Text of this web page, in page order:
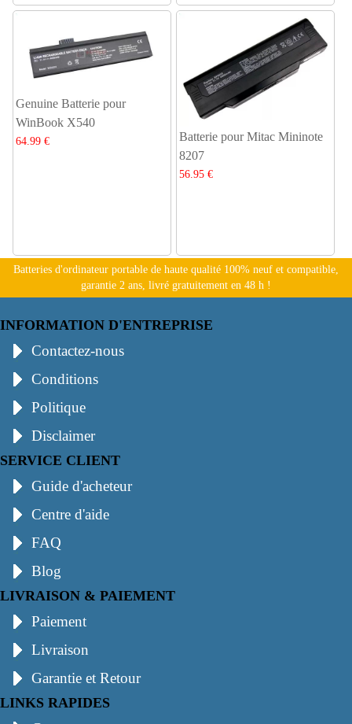
Genuine Batterie pour
WinBook X540
64.99 €
Batterie pour Mitac Mininote
8207
56.95 €
Batteries d'ordinateur portable de haute qualité 100% neuf et compatible,
garantie 2 ans, livré gratuitement en 48 h !
INFORMATION D'ENTREPRISE
Contactez-nous
Conditions
Politique
Disclaimer
SERVICE CLIENT
Guide d'acheteur
Centre d'aide
FAQ
Blog
LIVRAISON & PAIEMENT
Paiement
Livraison
Garantie et Retour
LINKS RAPIDES